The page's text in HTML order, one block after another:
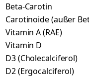
Beta-Carotin
Carotinoide (außer
Vitamin A (RAE)
Vitamin D
D3 (Cholecalciferol)
D2 (Ergocalciferol)